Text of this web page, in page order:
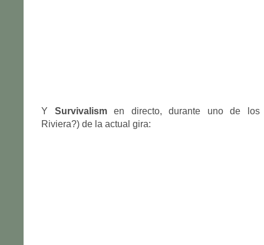
Y Survivalismen directo, durante uno de los
Riviera?) de la actual gira: